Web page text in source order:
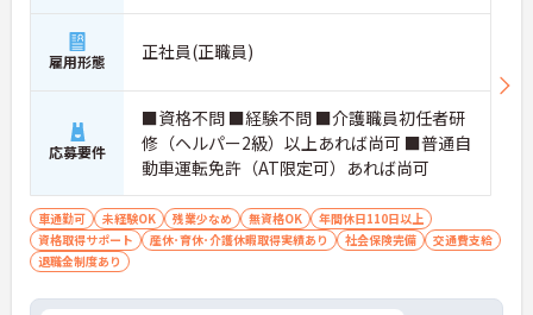
雇用形態 正社員(正職員)
応募要件
■資格不問 ■経験不問 ■介護職員初任者研
修（ヘルパー2級）以上あれば尚可 ■普通自
動車運転免許（AT限定可）あれば尚可
車通勤可 未経験OK 残業少なめ 無資格OK
年間休日110日以上
資格取得サポート
産休･育休･介護休暇取得実績あり 社会保険完備
交通費支給
退職金制度あり